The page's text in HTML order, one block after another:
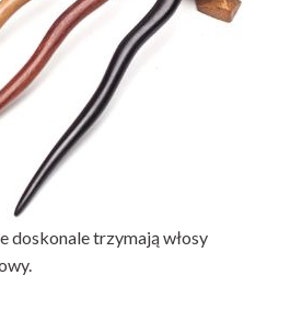
doskonale trzymają włosy